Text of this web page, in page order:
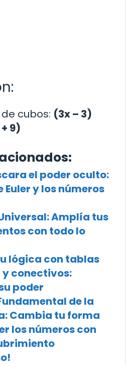
cubos: (3x – 3)
9)
el poder oculto:
Euler y los números
Amplía tus
con todo lo
lógica con tablas
conectivos:
poder
de la
Cambia tu forma
los números con